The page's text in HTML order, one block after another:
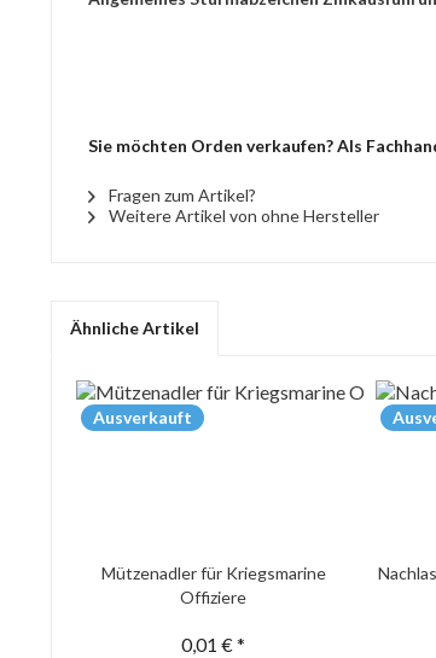
Sie möchten Orden verkaufen? Als
Fragen zum Artikel?
Weitere Artikel von ohne Hersteller
Ähnliche Artikel
Ausverkauft
Mützenadler für Kriegsmarine
Offiziere
0,01 € *